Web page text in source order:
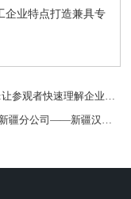
企业特点打造兼具专
观者快速理解企业价值
分公司——新疆汉诺文化